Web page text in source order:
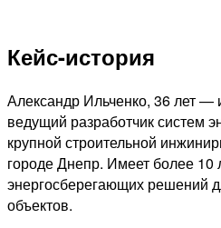
Кейс-история
Александр Ильченко, 36 лет—
ведущий разработчик систем
крупной строительной
городе Днепр. Имеет более 10
энергосберегающих решений
объектов.